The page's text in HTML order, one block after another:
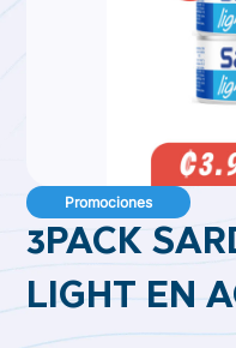
Promociones
3PACK
LIGHT EN